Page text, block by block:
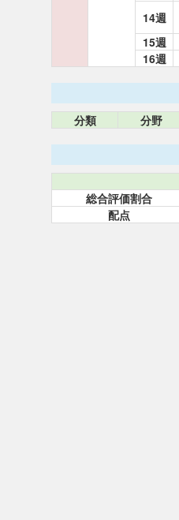
14週
15週
16週
分類 分野
総合評価割合
配点